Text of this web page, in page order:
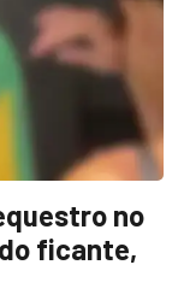
no
ficante,